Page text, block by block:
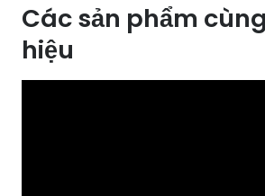
Các sản phẩm
hiệu